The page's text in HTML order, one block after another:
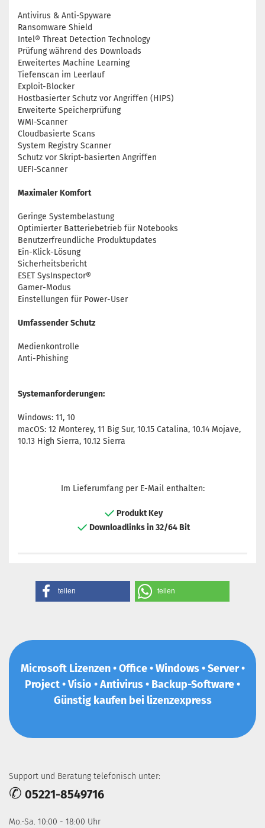
Antivirus & Anti-Spyware
Ransomware Shield
Intel® Threat Detection Technology
Prüfung während des Downloads
Erweitertes Machine Learning
Tiefenscan im Leerlauf
Exploit-Blocker
Hostbasierter Schutz vor Angriffen (HIPS)
Erweiterte Speicherprüfung
WMI-Scanner
Cloudbasierte Scans
System Registry Scanner
Schutz vor Skript-basierten Angriffen
UEFI-Scanner
Maximaler Komfort
Geringe Systembelastung
Optimierter Batteriebetrieb für Notebooks
Benutzerfreundliche Produktupdates
Ein-Klick-Lösung
Sicherheitsbericht
ESET SysInspector®
Gamer-Modus
Einstellungen für Power-User
Umfassender Schutz
Medienkontrolle
Anti-Phishing
Systemanforderungen:
Windows: 11, 10
macOS: 12 Monterey, 11 Big Sur, 10.15 Catalina, 10.14 Mojave,
10.13 High Sierra, 10.12 Sierra
Im Lieferumfang per E-Mail enthalten:
Produkt Key
Downloadlinks in 32/64 Bit
teilen teilen
Microsoft Lizenzen • Office • Windows • Server •
Project • Visio • Antivirus • Backup-Software •
Günstig kaufen bei lizenzexpress
Support und Beratung telefonisch unter:
✆ 05221-8549716
Mo.-Sa. 10:00 - 18:00 Uhr